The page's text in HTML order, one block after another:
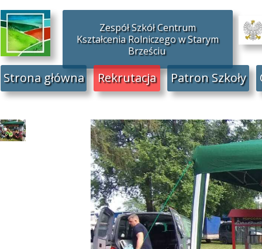
Rekrutacja
Strona główna Patron Szkoły
Zespół Szkół Centrum
Kształcenia Rolniczego w Starym
Brześciu